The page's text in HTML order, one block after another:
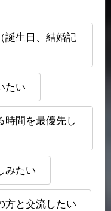
誕生日、結婚記
たい
時間を最優先し
みたい
方と交流したい